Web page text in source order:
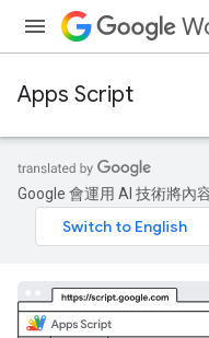
Apps Script
Google 會運用 AI 技術將內